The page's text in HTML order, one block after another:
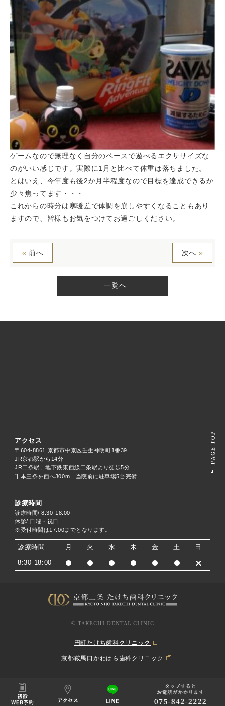
ゲームなので無理なく自分のペースで遊べるエクササイズな
のがいい感じです。実際に1月と比べて体重は落ちました。
とはいえ、今年度も後2か月半程度なので目標を達成できるか
少々焦ってます・・・
これからの時分は寒暖差で体調を崩しやすくなることもあり
ますので、皆様もお気をつけてお過ごしください。
« 前へ 次へ »
一覧へ
アクセス
〒604-8861 京都市中京区壬生神明町1番39
JR京都駅から14分
JR二条駅、地下鉄東西線二条駅より徒歩5分
千本三条を西へ300m 当院前に駐車場5台完備
診療時間
診療時間/ 8:30-18:00
休診/ 日曜・祝日
※受付時間は17:00までとなります。
診療時間 月 火 水 木 金 土 日
8:30-18:00
© TAKECHI DENTAL CLINIC
円町たけち歯科クリニック
京都鞍馬口かわはら歯科クリニック